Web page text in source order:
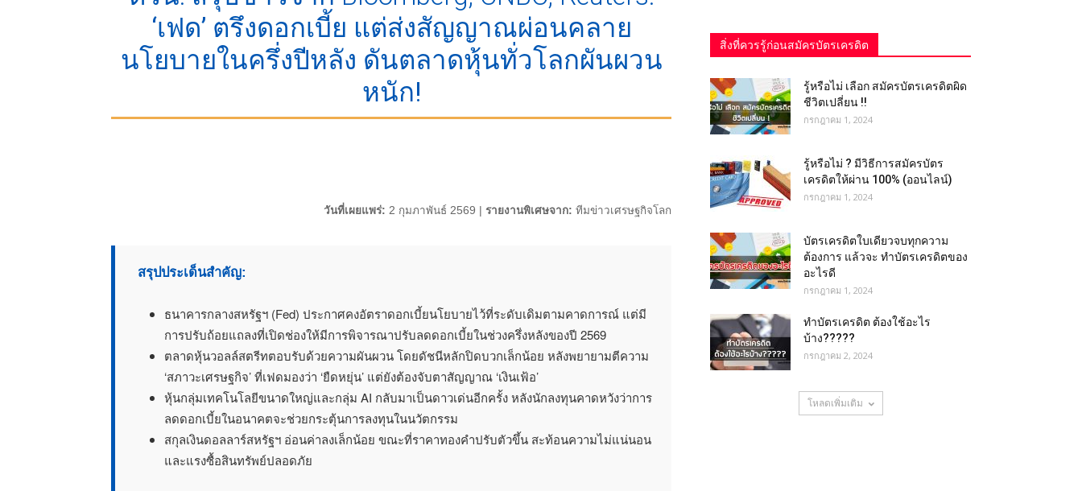
‘เฟด’ ตรึงดอกเบี้ย แต่ส่งสัญญาณผ่อนคลาย
นโยบายในครึ่งปีหลัง ดันตลาดหุ้นทั่วโลกผันผวน
หนัก!
วันที่เผยแพร่: 2 กุมภาพันธ์ 2569 | รายงานพิเศษจาก: ทีมข่าวเศรษฐกิจโลก
สรุปประเด็นสำคัญ:
ธนาคารกลางสหรัฐฯ (Fed) ประกาศคงอัตราดอกเบี้ยนโยบายไว้ที่ระดับเดิมตามคาดการณ์ แต่มี
การปรับถ้อยแถลงที่เปิดช่องให้มีการพิจารณาปรับลดดอกเบี้ยในช่วงครึ่งหลังของปี 2569
ตลาดหุ้นวอลล์สตรีทตอบรับด้วยความผันผวน โดยดัชนีหลักปิดบวกเล็กน้อย หลังพยายามตีความ
‘สภาวะเศรษฐกิจ’ ที่เฟดมองว่า ‘ยืดหยุ่น’ แต่ยังต้องจับตาสัญญาณ ‘เงินเฟ้อ’
หุ้นกลุ่มเทคโนโลยีขนาดใหญ่และกลุ่ม AI กลับมาเป็นดาวเด่นอีกครั้ง หลังนักลงทุนคาดหวังว่าการ
ลดดอกเบี้ยในอนาคตจะช่วยกระตุ้นการลงทุนในนวัตกรรม
สกุลเงินดอลลาร์สหรัฐฯ อ่อนค่าลงเล็กน้อย ขณะที่ราคาทองคำปรับตัวขึ้น สะท้อนความไม่แน่นอน
และแรงซื้อสินทรัพย์ปลอดภัย
สิ่งที่ควรรู้ก่อนสมัครบัตรเครดิต
รู้หรือไม่ เลือก สมัครบัตรเครดิตผิด
ชีวิตเปลี่ยน !!
กรกฎาคม 1, 2024
รู้หรือไม่ ? มีวิธีการสมัครบัตร
เครดิตให้ผ่าน 100% (ออนไลน์)
กรกฎาคม 1, 2024
บัตรเครดิตใบเดียวจบทุกความ
ต้องการ แล้วจะ ทำบัตรเครดิตของ
อะไรดี
กรกฎาคม 1, 2024
ทำบัตรเครดิต ต้องใช้อะไร
บ้าง?????
กรกฎาคม 2, 2024
โหลดเพิ่มเติม